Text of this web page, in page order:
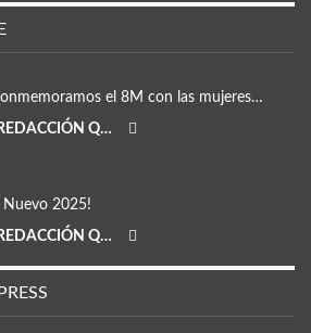
el 8M con las mujeres…
REDACCIÓN QRP
Nuevo 2025!
REDACCIÓN QRP